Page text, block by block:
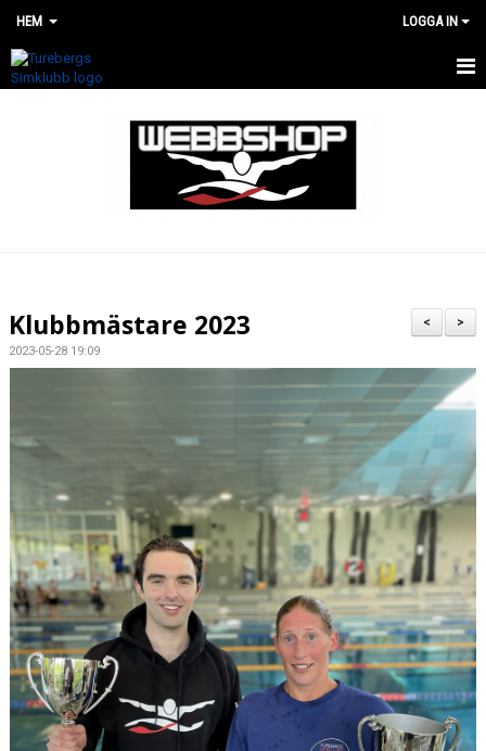
HEM LOGGA IN
RENOVERING AV SIMHALLEN
>
<
Klubbmästare 2023
2023-05-28 19:09